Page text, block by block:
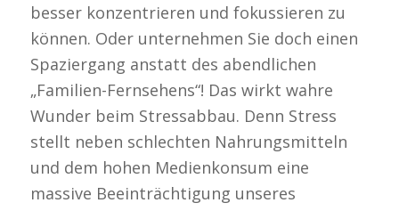
besser konzentrieren und fokussieren zu
können. Oder unternehmen Sie doch einen
Spaziergang anstatt des abendlichen
„Familien-Fernsehens“! Das wirkt wahre
Wunder beim Stressabbau. Denn Stress
stellt neben schlechten Nahrungsmitteln
und dem hohen Medienkonsum eine
massive Beeinträchtigung unseres